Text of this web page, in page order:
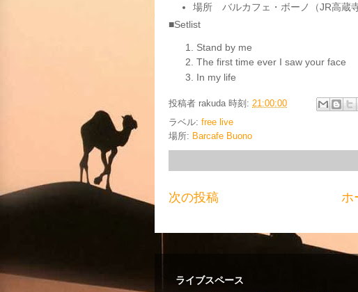
場所 バルカフェ・ボーノ（JR高蔵
■Setlist
Stand by me
The first time ever I saw your face
In my life
投稿者 rakuda 時刻: 21:00:00
ラベル: free live
場所: Barcafe Buono
次の投稿 ホ
ライブスペース